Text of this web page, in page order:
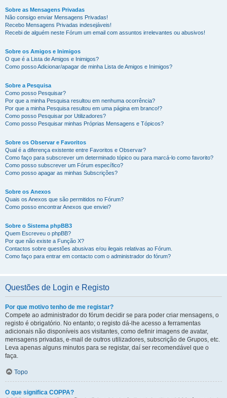
Sobre as Mensagens Privadas
Não consigo enviar Mensagens Privadas!
Recebo Mensagens Privadas indesejáveis!
Recebi de alguém neste Fórum um email com assuntos irrelevantes ou abusivos!
Sobre os Amigos e Inimigos
O que é a Lista de Amigos e Inimigos?
Como posso Adicionar/apagar de minha Lista de Amigos e Inimigos?
Sobre a Pesquisa
Como posso Pesquisar?
Por que a minha Pesquisa resultou em nenhuma ocorrência?
Por que a minha Pesquisa resultou em uma página em branco!?
Como posso Pesquisar por Utilizadores?
Como posso Pesquisar minhas Próprias Mensagens e Tópicos?
Sobre os Observar e Favoritos
Qual é a diferença existente entre Favoritos e Observar?
Como faço para subscrever um determinado tópico ou para marcá-lo como favorito?
Como posso subscrever um Fórum específico?
Como posso apagar as minhas Subscrições?
Sobre os Anexos
Quais os Anexos que são permitidos no Fórum?
Como posso encontrar Anexos que enviei?
Sobre o Sistema phpBB3
Quem Escreveu o phpBB?
Por que não existe a Função X?
Contactos sobre questões abusivas e/ou ilegais relativas ao Fórum.
Como faço para entrar em contacto com o administrador do fórum?
Questões de Login e Registo
Por que motivo tenho de me registar?
Compete ao administrador do fórum decidir se para poder criar mensagens, o
registo é obrigatório. No entanto; o registo dá-lhe acesso a ferramentas
adicionais não disponíveis aos visitantes, como definir imagens de avatar,
mensagens privadas, e-mail de outros utilizadores, subscrição de Grupos, etc.
Leva apenas alguns minutos para se registar, daí ser recomendável que o
faça.
Topo
O que significa COPPA?